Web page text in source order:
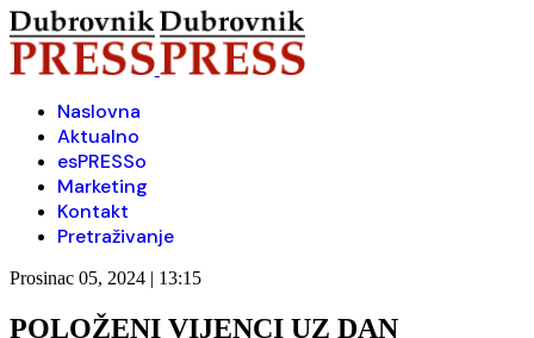
Naslovna
Aktualno
esPRESSo
Marketing
Kontakt
Pretraživanje
Prosinac 05, 2024 | 13:15
POLOŽENI VIJENCI UZ DAN